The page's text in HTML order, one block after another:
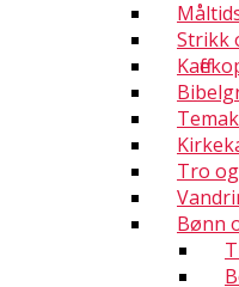
Strikk
Tro
Bønn